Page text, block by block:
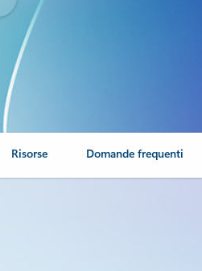
Risorse Domande frequenti